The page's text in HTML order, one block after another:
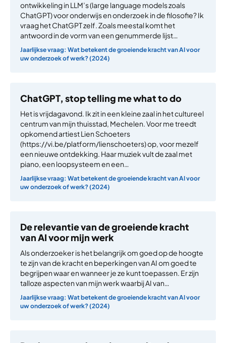
ontwikkeling in LLM’s (large language models zoals
ChatGPT) voor onderwijs en onderzoek in de filosofie? Ik
vraag het ChatGPT zelf. Zoals meestal komt het
antwoord in de vorm van een genummerde lijst…
Jaarlijkse vraag: Wat betekent de groeiende kracht van AI voor
uw onderzoek of werk? (2024)
ChatGPT, stop telling me what to do
Het is vrijdagavond. Ik zit in een kleine zaal in het cultureel
centrum van mijn thuisstad, Mechelen. Voor me treedt
opkomend artiest Lien Schoeters
(https://vi.be/platform/lienschoeters) op, voor mezelf
een nieuwe ontdekking. Haar muziek vult de zaal met
piano, een loopsysteem en een…
Jaarlijkse vraag: Wat betekent de groeiende kracht van AI voor
uw onderzoek of werk? (2024)
De relevantie van de groeiende kracht
van AI voor mijn werk
Als onderzoeker is het belangrijk om goed op de hoogte
te zijn van de kracht en beperkingen van AI om goed te
begrijpen waar en wanneer je ze kunt toepassen. Er zijn
talloze aspecten van mijn werk waarbij AI van…
Jaarlijkse vraag: Wat betekent de groeiende kracht van AI voor
uw onderzoek of werk? (2024)